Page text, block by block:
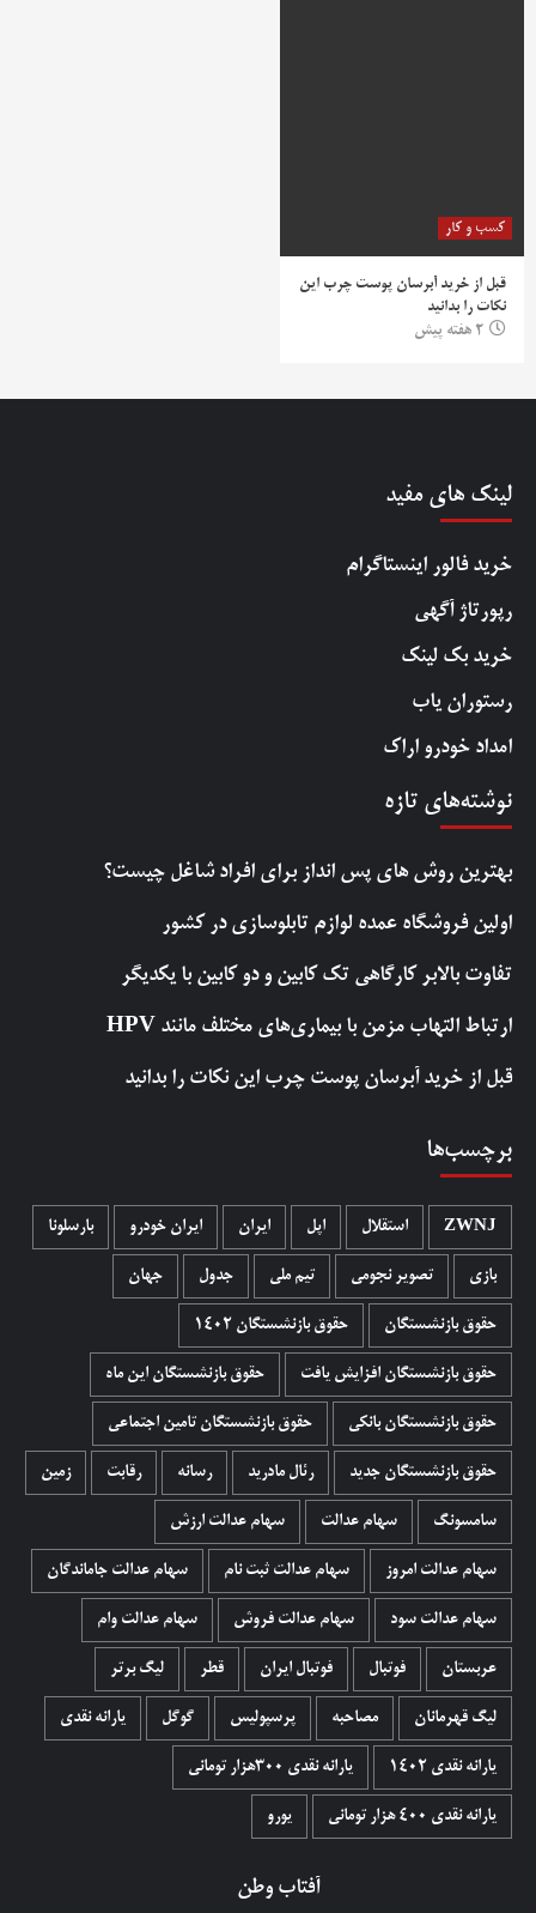
کسب و کار
قبل از خرید آبرسان پوست چرب این
نکات را بدانید
2 هفته پیش
لینک های مفید
خرید فالور اینستاگرام
رپورتاژ آگهی
خرید بک لینک
رستوران یاب
امداد خودرو اراک
نوشته‌های تازه
بهترین روش‌ های پس‌ انداز برای افراد شاغل چیست؟
اولین فروشگاه عمده لوازم تابلوسازی در کشور
تفاوت بالابر کارگاهی تک کابین و دو کابین با یکدیگر
ارتباط التهاب مزمن با بیماری‌های مختلف مانند HPV
قبل از خرید آبرسان پوست چرب این نکات را بدانید
برچسب‌ها
ZWNJ استقلال اپل ایران ایران خودرو بارسلونا
بازی تصویر نجومی تیم ملی جدول جهان
حقوق بازنشستگان حقوق بازنشستگان 1402
حقوق بازنشستگان افزایش یافت حقوق بازنشستگان این ماه
حقوق بازنشستگان بانکی حقوق بازنشستگان تامین اجتماعی
حقوق بازنشستگان جدید رئال مادرید رسانه رقابت زمین
سامسونگ سهام عدالت سهام عدالت ارزش
سهام عدالت امروز سهام عدالت ثبت نام سهام عدالت جاماندگان
سهام عدالت سود سهام عدالت فروش سهام عدالت وام
عربستان فوتبال فوتبال ایران قطر لیگ برتر
لیگ قهرمانان مصاحبه پرسپولیس گوگل یارانه نقدی
یارانه نقدی 1402 یارانه نقدی ۳۰۰هزار تومانی
یارانه نقدی ۴۰۰ هزار تومانی یورو
آفتاب وطن